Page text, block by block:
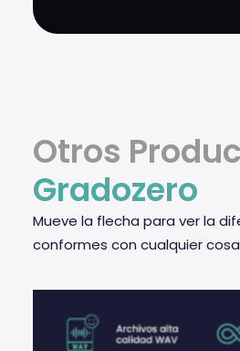
Otros
Gradozero
Mueve la flecha para ver la
conformes con cualquier cosa